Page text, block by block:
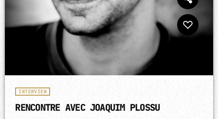
INTERVIEW
RENCONTRE AVEC JOAQUIM PLOSSU